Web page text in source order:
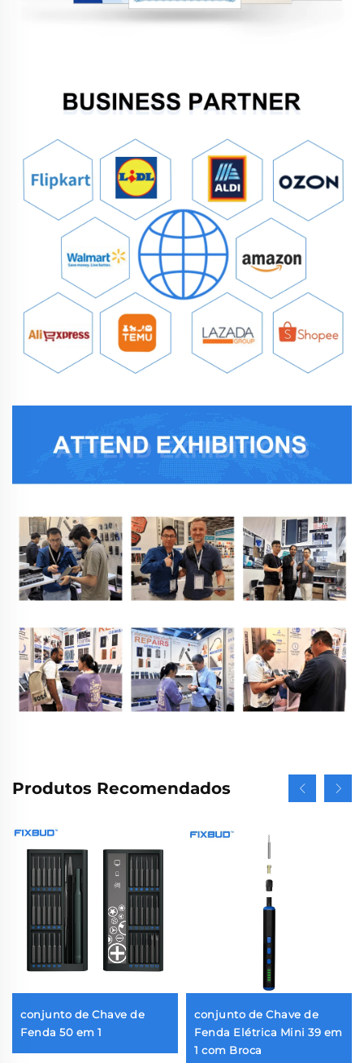
Produtos Recomendados
conjunto de Chave de
Fenda 50 em 1
conjunto de Chave de
Fenda Elétrica Mini 39 em
1 com Broca